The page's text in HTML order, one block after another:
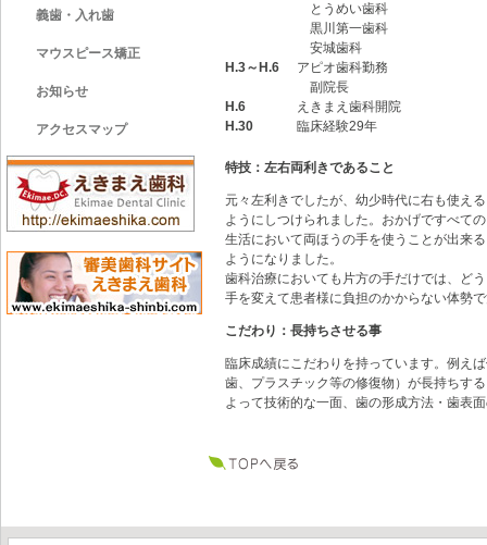
とうめい歯科
黒川第一歯科
安城歯科
H.3～H.6
アピオ歯科勤務
副院長
H.6
えきまえ歯科開院
H.30
臨床経験29年
特技：左右両利きであること
元々左利きでしたが、幼少時代に右も使える
ようにしつけられました。おかげですべての
生活において両ほうの手を使うことが出来る
ようになりました。
歯科治療においても片方の手だけでは、ど
手を変えて患者様に負担のかからない体勢
こだわり：長持ちさせる事
臨床成績にこだわりを持っています。例え
歯、プラスチック等の修復物）が長持ちす
よって技術的な一面、歯の形成方法・歯表
義歯・入れ歯
マウスピース矯正
お知らせ
アクセスマップ